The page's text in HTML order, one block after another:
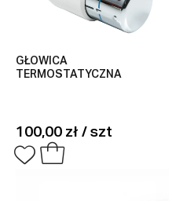
GŁOWICA
TERMOSTATYCZNA
100,00 zł / szt